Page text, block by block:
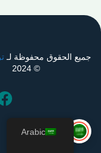
جميع الحقوق محفوظة لـ
© 2024
Arabic